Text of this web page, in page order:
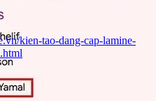
kien-tao-dang-cap-lamine-